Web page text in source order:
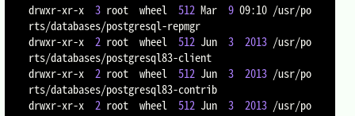
drwxr-xr-x 3 root  wheel 512 Mar 9 09:10 /usr/po
rts/databases/postgresql-repmgr
drwxr-xr-x 2 root  wheel 512 Jun 3 2013 /usr/po
rts/databases/postgresql83-client
drwxr-xr-x 2 root  wheel 512 Jun 3 2013 /usr/po
rts/databases/postgresql83-contrib
drwxr-xr-x 2 root  wheel 512 Jun 3 2013 /usr/po